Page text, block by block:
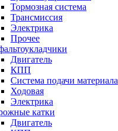
Тормозная система
Трансмиссия
Электрика
Прочее
Двигатель
КПП
Система подачи материала
Ходовая
Электрика
катки
Двигатель